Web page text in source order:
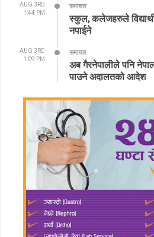
AUG 3RD
1:44 PM
समाचार
स्कुल, कलेजहरुले
नपाईने
AUG 3RD
1:09 PM
समाचार
अब गैरनेपालीले पनि
पाउने अदालतको आदेश